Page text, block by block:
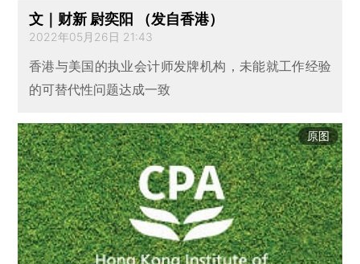
文｜财新 尉奕阳 （发自香港）
2022年05月26日 21:43
香港与美国的执业会计师发牌机构，未能就工作经验
的可替代性问题达成一致
原图